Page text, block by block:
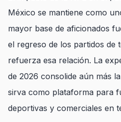
México se mantiene como
mayor base de aficionados
el regreso de los partidos de
refuerza esa relación. La
de 2026 consolide aún más
sirva como plataforma para
deportivas y comerciales en